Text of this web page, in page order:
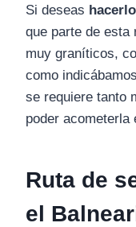
Si deseas
que parte de esta
muy graníticos,
como
se requiere tanto
poder acometerla
Ruta de
el